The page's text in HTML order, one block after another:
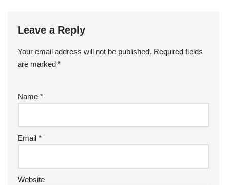
Leave a Reply
Your email address will not be published. Required fields
are marked *
Name *
Email *
Website